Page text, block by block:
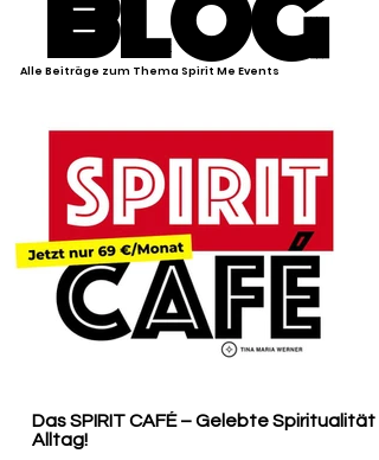
Alle Beiträge zum Thema Spirit Me Events
Das SPIRIT CAFÉ – Gelebte Spiritualität
Alltag!